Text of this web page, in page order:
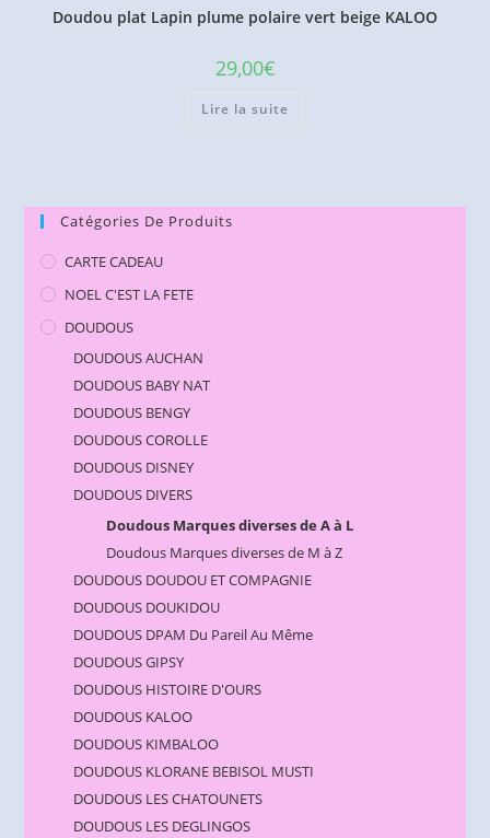
Doudou plat Lapin plume polaire vert beige KALOO
29,00€
Lire la suite
Catégories De Produits
CARTE CADEAU
NOEL C'EST LA FETE
DOUDOUS
DOUDOUS AUCHAN
DOUDOUS BABY NAT
DOUDOUS BENGY
DOUDOUS COROLLE
DOUDOUS DISNEY
DOUDOUS DIVERS
Doudous Marques diverses de A à L
Doudous Marques diverses de M à Z
DOUDOUS DOUDOU ET COMPAGNIE
DOUDOUS DOUKIDOU
DOUDOUS DPAM Du Pareil Au Même
DOUDOUS GIPSY
DOUDOUS HISTOIRE D'OURS
DOUDOUS KALOO
DOUDOUS KIMBALOO
DOUDOUS KLORANE BEBISOL MUSTI
DOUDOUS LES CHATOUNETS
DOUDOUS LES DEGLINGOS